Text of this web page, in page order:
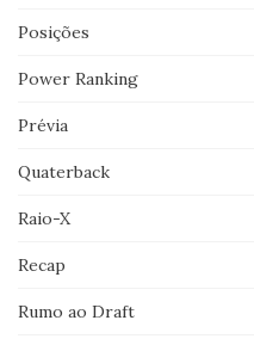
Posições
Power Ranking
Prévia
Quaterback
Raio-X
Recap
Rumo ao Draft